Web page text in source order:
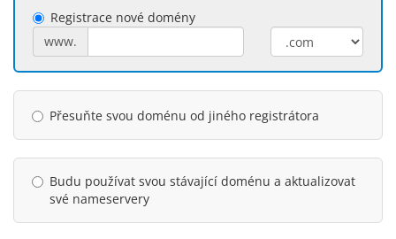
Registrace nové domény
www.
Přesuňte svou doménu od jiného registrátora
Budu používat svou stávající doménu a aktualizovat
své nameservery